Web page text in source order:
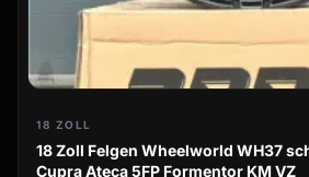
18 ZOLL
18 Zoll Felgen Wheelworld WH37
Cupra Ateca 5FP Formentor KM VZ